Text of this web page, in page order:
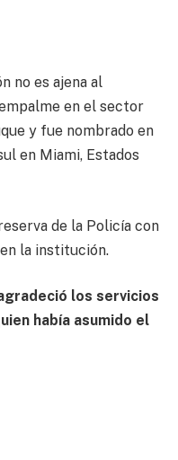
no es ajena al
en el sector
y fue nombrado en
en Miami, Estados
de la Policía con
la institución.
los servicios
había asumido el